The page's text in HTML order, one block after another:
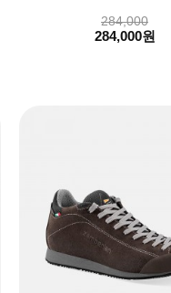
284,000
284,000원